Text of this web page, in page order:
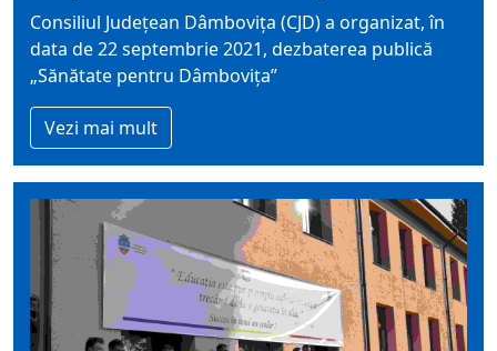
Consiliul Județean Dâmbovița (CJD) a organizat, în
data de 22 septembrie 2021, dezbaterea publică
„Sănătate pentru Dâmbovița”
Vezi mai mult